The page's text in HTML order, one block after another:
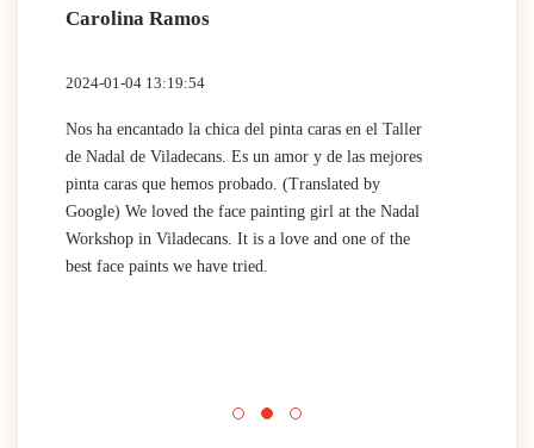
Carolina Ramos
2024-01-04 13:19:54
Nos ha encantado la chica del pinta caras en el Taller
de Nadal de Viladecans. Es un amor y de las mejores
pinta caras que hemos probado. (Translated by
Google) We loved the face painting girl at the Nadal
Workshop in Viladecans. It is a love and one of the
best face paints we have tried.